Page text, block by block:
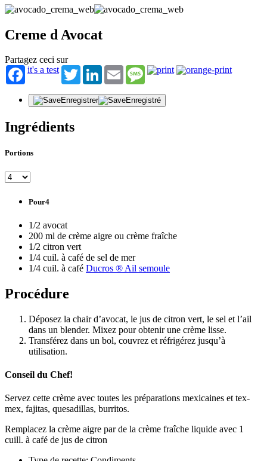
Creme d Avocat
Partagez ceci sur
it's a test
TwitterLinkedInEmail Message
Enregistrer Enregistré
Ingrédients
Portions
Pour4
1/2 avocat
200 ml de crème aigre ou crème fraîche
1/2 citron vert
1/4 cuil. à café de sel de mer
1/4 cuil. à café Ducros ® Ail semoule
Procédure
Déposez la chair d’avocat, le jus de citron vert, le sel et l’ail
dans un blender. Mixez pour obtenir une crème lisse.
Transférez dans un bol, couvrez et réfrigérez jusqu’à
utilisation.
Conseil du Chef!
Servez cette crème avec toutes les préparations mexicaines et tex-
mex, fajitas, quesadillas, burritos.
Remplacez la crème aigre par de la crème fraîche liquide avec 1
cuill. à café de jus de citron